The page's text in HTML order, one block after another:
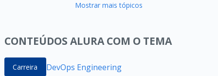
Mostrar mais tópicos
CONTEÚDOS ALURA COM O TEMA
Carreira DevOps Engineering